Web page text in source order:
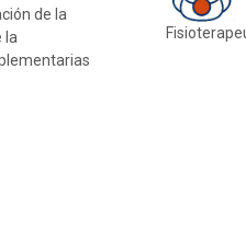
de la
la